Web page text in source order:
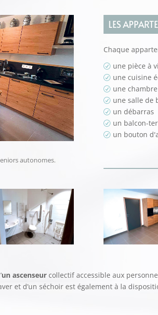
autonomes.
LES
Chaque
R une pièce à
R une cuisine
R une chambre
R une salle de
R un débarras
R un balcon-
R un bouton
un ascenseur collectif accessible aux
et d’un séchoir est également à la